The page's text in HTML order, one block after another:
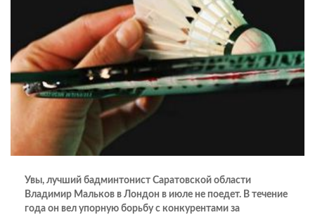
Увы, лучший бадминтонист Саратовской области
Владимир Мальков в Лондон в июле не поедет. В течение
года он вел упорную борьбу с конкурентами за